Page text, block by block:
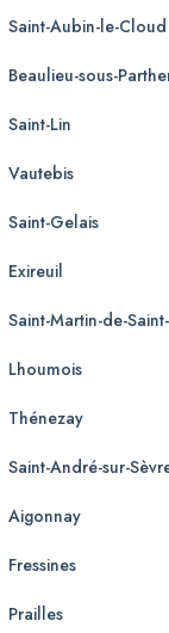
Saint-Aubin-le-Cloud
Beaulieu-sous-
Saint-Lin
Vautebis
Saint-Gelais
Exireuil
Saint-Martin-de-
Lhoumois
Thénezay
Saint-André-sur-
Aigonnay
Fressines
Prailles